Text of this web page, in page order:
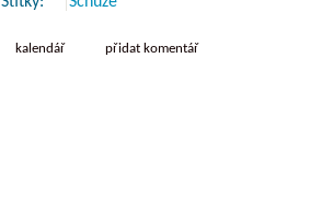
kalendář přidat komentář